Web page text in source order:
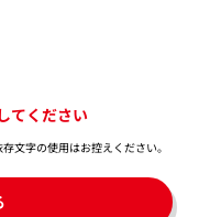
てください
文字の使用はお控えください。​